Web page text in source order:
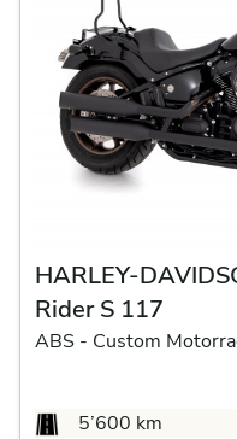
HARLEY-
Rider S 117
ABS - Custom
5’600 km